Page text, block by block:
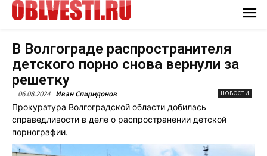
В Волгограде распространителя
детского порно снова вернули за
решетку
06.08.2024 Иван Спиридонов НОВОСТИ
Прокуратура Волгоградской области добилась
справедливости в деле о распространении детской
порнографии.